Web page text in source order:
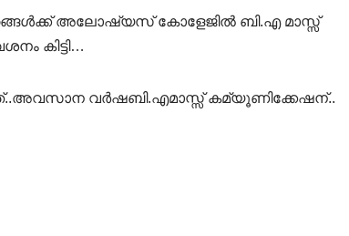
അലോഷ്യസ് കോളേജില്‍ ബി.എ മാസ്സ്
കിട്ടി…
വര്‍ഷബി.എമാസ്സ് കമ്യൂണിക്കേഷന്..